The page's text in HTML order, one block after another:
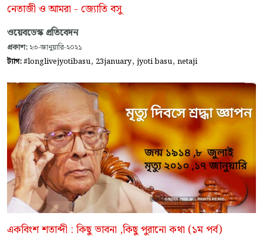
নেতাজী ও আমরা - জ্যোতি বসু
ওয়েবডেস্ক প্রতিবেদন
প্রকাশ: ২৩-জানুয়ারি-২০২১
ট্যাগ:#longlivejyotibasu, 23january, jyoti basu, netaji
একবিংশ শতাব্দী : কিছু ভাবনা ,কিছু পুরানো কথা (১ম পর্ব)